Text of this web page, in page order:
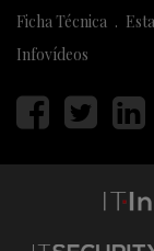
Ficha Técnica
Infovídeos
Página
facebook
Página
twitter